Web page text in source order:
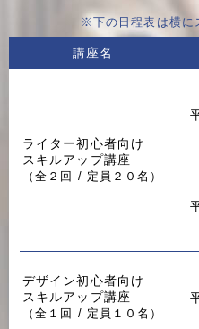
※下の日程表は横に
講座名
ライター初心者向け
スキルアップ講座
（全２回 / 定員２０名）
デザイン初心者向け
スキルアップ講座
（全１回 / 定員１０名）